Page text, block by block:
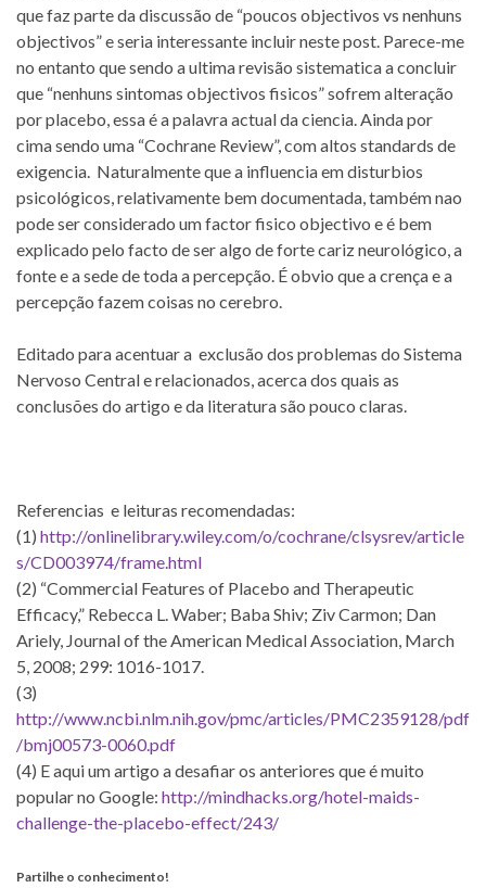
que faz parte da discussão de “poucos objectivos vs nenhuns
objectivos” e seria interessante incluir neste post. Parece-me
no entanto que sendo a ultima revisão sistematica a concluir
que “nenhuns sintomas objectivos fisicos” sofrem alteração
por placebo, essa é a palavra actual da ciencia. Ainda por
cima sendo uma “Cochrane Review”, com altos standards de
exigencia. Naturalmente que a influencia em disturbios
psicológicos, relativamente bem documentada, também nao
pode ser considerado um factor fisico objectivo e é bem
explicado pelo facto de ser algo de forte cariz neurológico, a
fonte e a sede de toda a percepção. É obvio que a crença e a
percepção fazem coisas no cerebro.
Editado para acentuar a exclusão dos problemas do Sistema
Nervoso Central e relacionados, acerca dos quais as
conclusões do artigo e da literatura são pouco claras.
Referencias e leituras recomendadas:
(1) http://onlinelibrary.wiley.com/o/cochrane/clsysrev/article
s/CD003974/frame.html
(2) “Commercial Features of Placebo and Therapeutic
Efficacy,” Rebecca L. Waber; Baba Shiv; Ziv Carmon; Dan
Ariely, Journal of the American Medical Association, March
5, 2008; 299: 1016-1017.
(3)
http://www.ncbi.nlm.nih.gov/pmc/articles/PMC2359128/pdf
/bmj00573-0060.pdf
(4) E aqui um artigo a desafiar os anteriores que é muito
popular no Google: http://mindhacks.org/hotel-maids-
challenge-the-placebo-effect/243/
Partilhe o conhecimento!